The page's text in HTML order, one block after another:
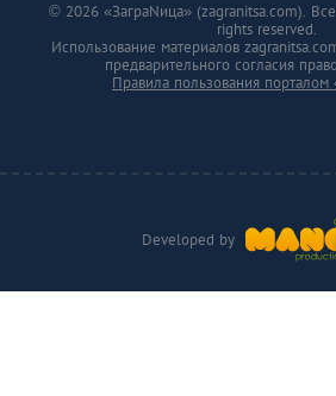
Developed by
© 2026 «ЗаграNица» (zagranitsa.com).
rights reserved.
Использование материалов
предварительного согласия
Правила пользования порталом